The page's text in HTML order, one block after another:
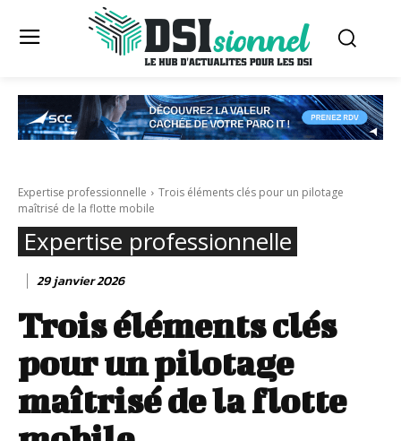
Expertise professionnelle
Trois éléments clés pour un pilotage
maîtrisé de la flotte mobile
Expertise professionnelle
29 janvier 2026
Trois éléments clés
pour un pilotage
maîtrisé de la flotte